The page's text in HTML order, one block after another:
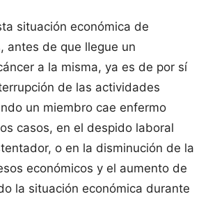
situación económica de
antes de que llegue un
a la misma, ya es de por sí
de las actividades
un miembro cae enfermo
casos, en el despido laboral
o en la disminución de la
económicos y el aumento de
la situación económica durante